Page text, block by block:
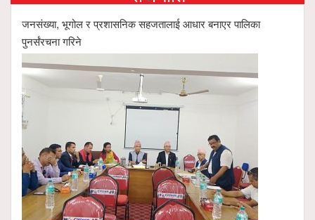
जनसंख्या, भूगोल र प्रशासनिक सहजतालाई आधार बनाएर पालिका
पुनर्संरचना गरिने